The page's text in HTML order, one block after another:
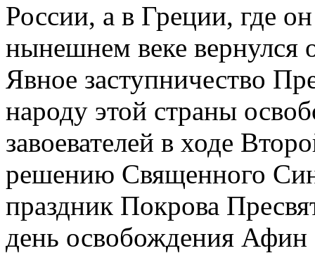
России, а в Греции, где
нынешнем веке вернулся
Явное заступничество
народу этой страны
завоевателей в ходе
решению Священного
праздник Покрова
день освобождения Афин